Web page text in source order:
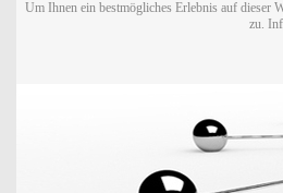
Um Ihnen ein bestmögliches Erlebnis auf dieser
zu.